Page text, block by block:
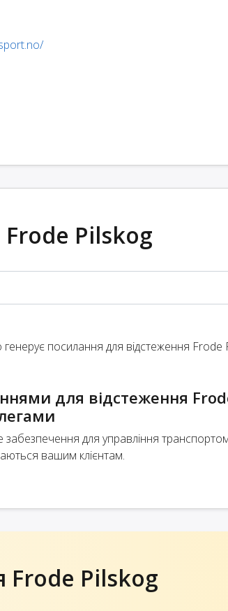
Pilskog
посилання для відстеження Frode
для відстеження
для управління
вашим клієнтам.
Frode Pilskog